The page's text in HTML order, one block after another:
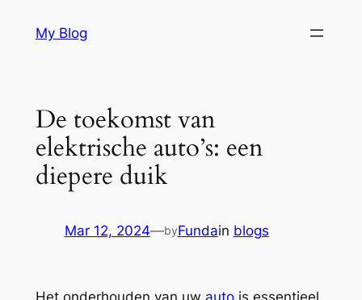
My Blog
De toekomst van
elektrische auto’s: een
diepere duik
Mar 12, 2024—byFundain blogs